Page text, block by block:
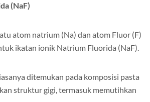
(NaF)
atom natrium (Na) dan atom Fluor (F)
ikatan ionik Natrium Fluorida (NaF).
ditemukan pada komposisi pasta
struktur gigi, termasuk memutihkan